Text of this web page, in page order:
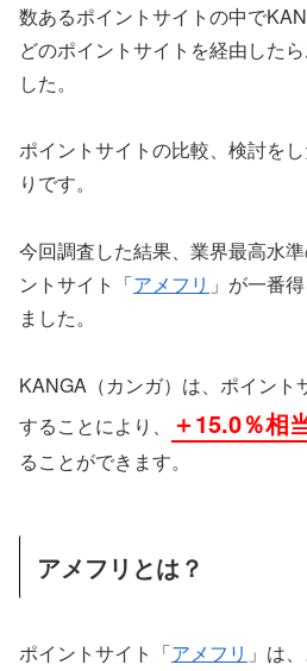
数あるポイントサイトの中で
どのポイントサイトを経由した
した。
ポイントサイトの比較、検討を
りです。
今回調査した結果、業界最高水
ントサイト「アメフリ 」が一番
ました。
KANGA（カンガ）は、ポイント
することにより、
＋15.0％相
ることができます。
アメフリとは？
ポイントサイト「アメフリ 」は